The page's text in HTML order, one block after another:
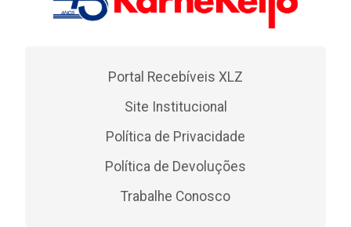
Portal Recebíveis XLZ
Site Institucional
Política de Privacidade
Política de Devoluções
Trabalhe Conosco